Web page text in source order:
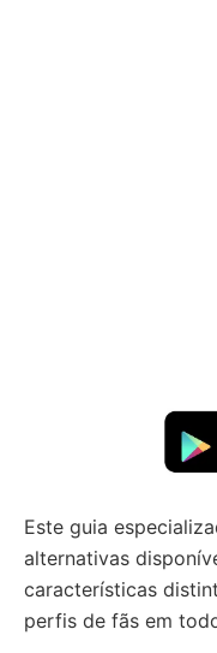
Este guia
alternativas
características
perfis de fãs em